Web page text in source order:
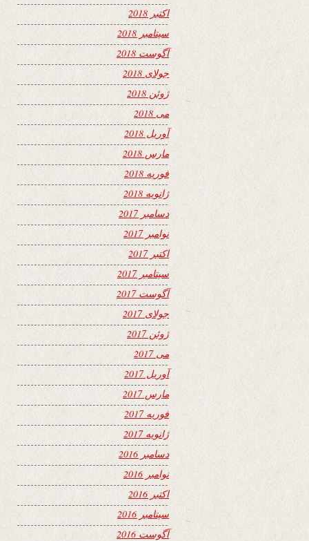
اکتبر 2018
سپتامبر 2018
آگوست 2018
جولای 2018
ژوئن 2018
می 2018
آوریل 2018
مارس 2018
فوریه 2018
ژانویه 2018
دسامبر 2017
نوامبر 2017
اکتبر 2017
سپتامبر 2017
آگوست 2017
جولای 2017
ژوئن 2017
می 2017
آوریل 2017
مارس 2017
فوریه 2017
ژانویه 2017
دسامبر 2016
نوامبر 2016
اکتبر 2016
سپتامبر 2016
آگوست 2016